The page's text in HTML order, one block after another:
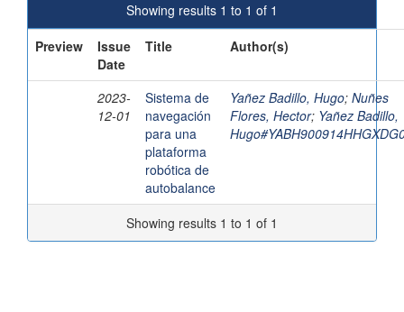
Showing results 1 to 1 of 1
Preview
Issue
Date
Title Author(s)
2023-
12-01
Sistema de
navegación
para una
plataforma
robótica de
autobalance
Yañez Badillo, Hugo; Nuñes
Flores, Hector; Yañez Badillo,
Showing results 1 to 1 of 1